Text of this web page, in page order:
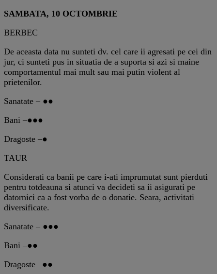
SAMBATA, 10 OCTOMBRIE
BERBEC
De aceasta data nu sunteti dv. cel care ii agresati pe cei din
jur, ci sunteti pus in situatia de a suporta si azi si maine
comportamentul mai mult sau mai putin violent al
prietenilor.
Sanatate – ●●
Bani –●●●
Dragoste –●
TAUR
Considerati ca banii pe care i-ati imprumutat sunt pierduti
pentru totdeauna si atunci va decideti sa ii asigurati pe
datornici ca a fost vorba de o donatie. Seara, activitati
diversificate.
Sanatate – ●●●
Bani –●●
Dragoste –●●